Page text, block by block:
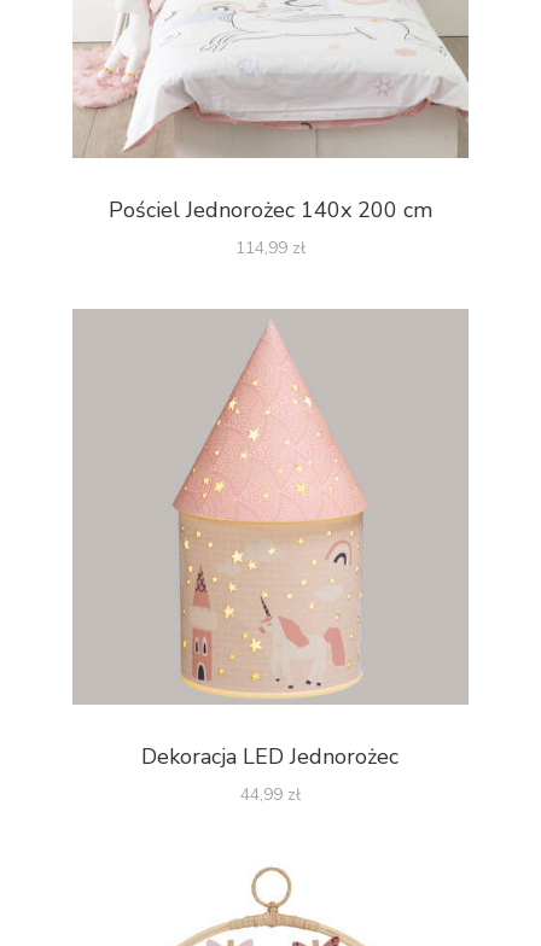
Pościel Jednorożec 140x 200 cm
114,99 zł
Dekoracja LED Jednorożec
44,99 zł